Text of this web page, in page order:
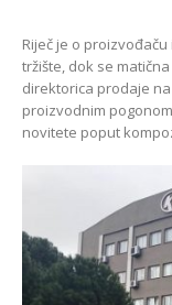
Riječ je o
tržište, dok se
direktorica prodaje
proizvodnim
novitete poput